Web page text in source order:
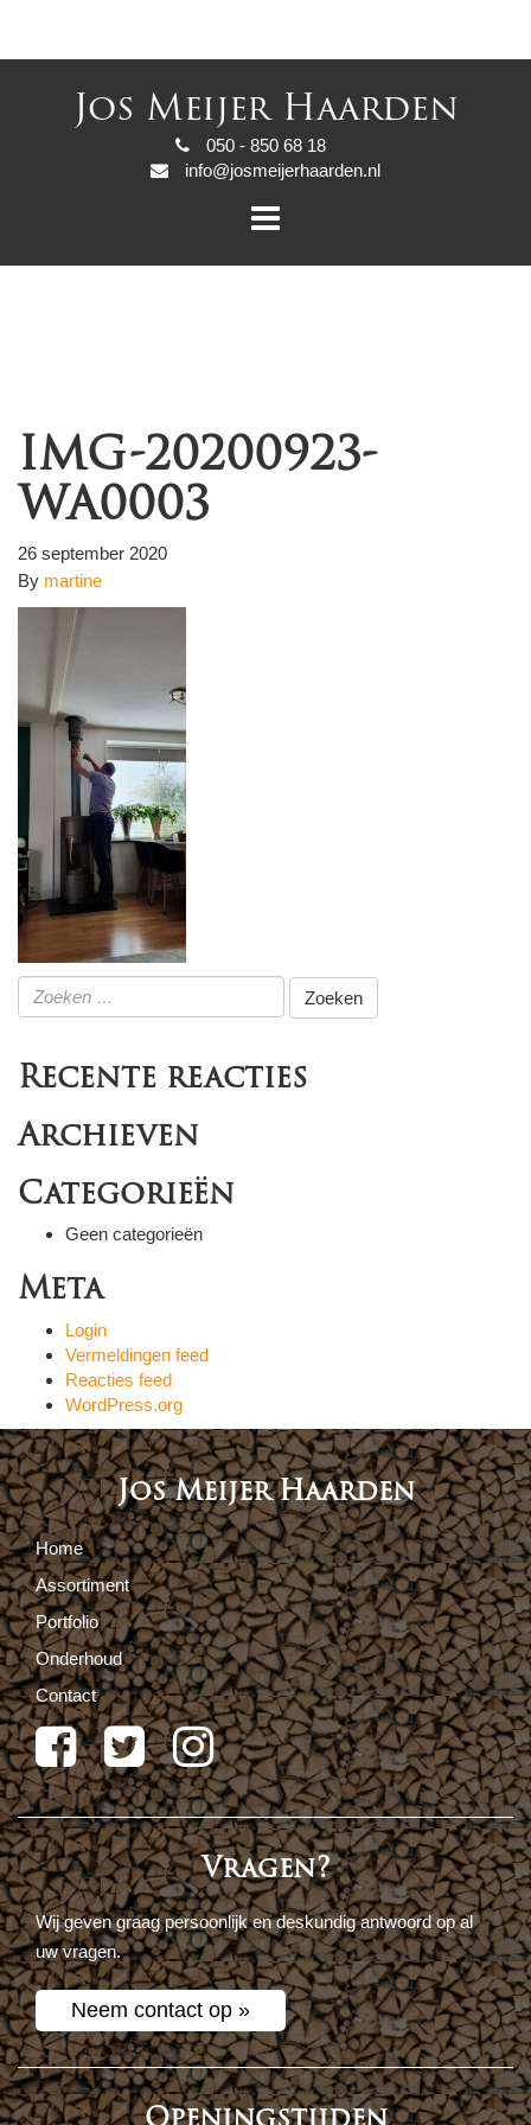
Jos Meijer Haarden
050 - 850 68 18
info@josmeijerhaarden.nl
IMG-20200923-
WA0003
26 september 2020
By martine
Zoeken
naar:
Recente reacties
Archieven
Categorieën
Geen categorieën
Meta
Login
Vermeldingen feed
Reacties feed
WordPress.org
Jos Meijer Haarden
Home
Assortiment
Portfolio
Onderhoud
Contact
Vragen?
Wij geven graag persoonlijk en deskundig antwoord op al
uw vragen.
Neem contact op »